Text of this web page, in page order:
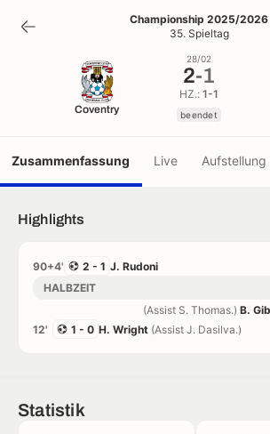
2-1
beendet
Championship 2025/2026
35. Spieltag
Coventry
28/02
2-1
HZ.: 1-1
beendet
Zusammenfassung Live Aufstellung
Highlights
90+4' 2 - 1 J. Rudoni
HALBZEIT
(Assist S. Thomas.) B.
12'
1 - 0 H. Wright (Assist J. Dasilva.)
Statistik